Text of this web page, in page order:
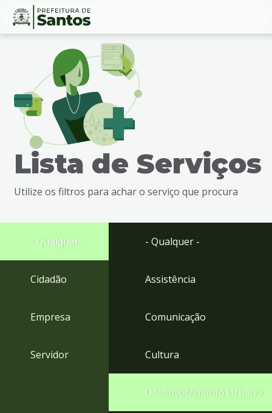
Ir
busca
Ir
rodapé
Conteúdo
Lista de Serviços
Utilize os filtros para achar o serviço que procura
- Qualquer -
Cidadão
Empresa
Servidor
- Qualquer -
Assistência
Comunicação
Cultura
Desenvolvimento Urbano